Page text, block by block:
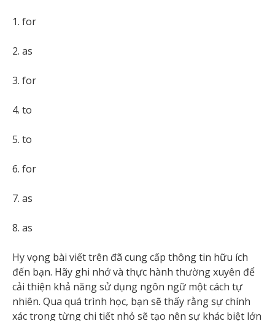
1. for
2. as
3. for
4. to
5. to
6. for
7. as
8. as
Hy vọng bài viết trên đã cung cấp thông tin hữu ích
đến bạn. Hãy ghi nhớ và thực hành thường xuyên để
cải thiện khả năng sử dụng ngôn ngữ một cách tự
nhiên. Qua quá trình học, bạn sẽ thấy rằng sự chính
xác trong từng chi tiết nhỏ sẽ tạo nên sự khác biệt lớn